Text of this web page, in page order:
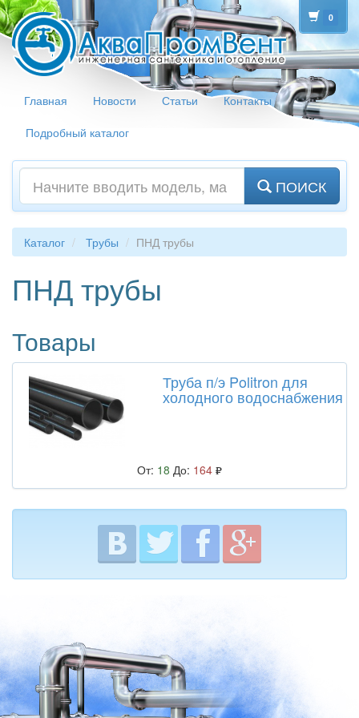
0
Главная Новости Статьи
Контакты
Подробный каталог
ПОИСК
Каталог Трубы ПНД трубы
ПНД трубы
Товары
Труба п/э Politron для
холодного водоснабжения
От: 18 До: 164